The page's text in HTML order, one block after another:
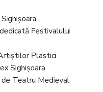
Festivalului
Plastici
Sighișoara
de Teatru Medieval